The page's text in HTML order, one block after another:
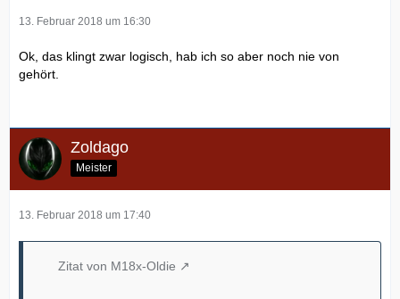
13. Februar 2018 um 16:30
Ok, das klingt zwar logisch, hab ich so aber noch nie von
gehört.
Zoldago
Meister
13. Februar 2018 um 17:40
Zitat von M18x-Oldie